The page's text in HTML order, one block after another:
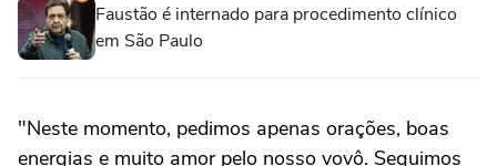
Faustão é internado para procedimento clínico
em São Paulo
"Neste momento, pedimos apenas orações, boas
energias e muito amor pelo nosso vovô. Seguimos